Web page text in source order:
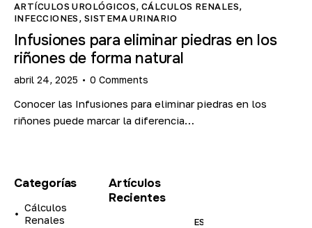
ARTÍCULOS UROLÓGICOS, CÁLCULOS RENALES,
INFECCIONES, SISTEMA URINARIO
Infusiones para eliminar piedras en los
riñones de forma natural
abril 24, 2025 0 Comments
Conocer las Infusiones para eliminar piedras en los
riñones puede marcar la diferencia…
Categorías
Cálculos
Renales
Artículos
Recientes
ESTUDIOS